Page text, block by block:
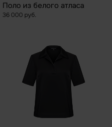
Поло из белого атласа
36 000 руб.